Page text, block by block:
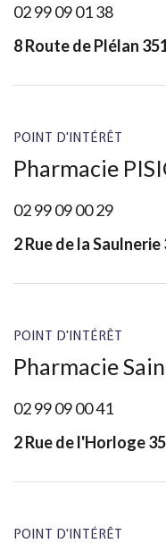
02 99 09 01 38
8 Route de Plélan
POINT D'INTÉRÊT
Pharmacie
02 99 09 00 29
2 Rue de la
POINT D'INTÉRÊT
Pharmacie
02 99 09 00 41
2 Rue de l'Horloge
POINT D'INTÉRÊT